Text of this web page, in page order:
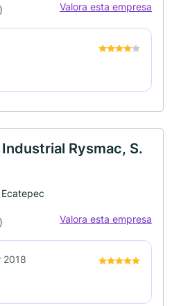
Valora esta empresa
Rysmac, S.
Valora esta empresa
2018